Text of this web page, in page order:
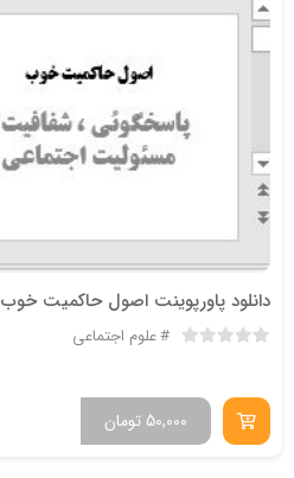
دانلود پاورپوینت اصول حاکمیت خوب
علوم اجتماعی
تومان 50,000